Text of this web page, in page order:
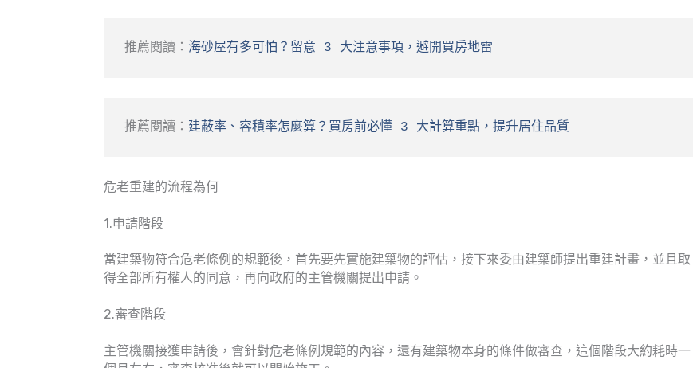
推薦閱讀： 海砂屋有多可怕？留意 3 大注意事項，避開買房地雷
推薦閱讀： 建蔽率、容積率怎麼算？買房前必懂 3 大計算重點，提升居住品質
危老重建的流程為何
1.申請階段
當建築物符合危老條例的規範後，首先要先實施建築物的評估，接下來委由建築師提出重建計畫，並且取
得全部所有權人的同意，再向政府的主管機關提出申請。
2.審查階段
主管機關接獲申請後，會針對危老條例規範的內容，還有建築物本身的條件做審查，這個階段大約耗時一